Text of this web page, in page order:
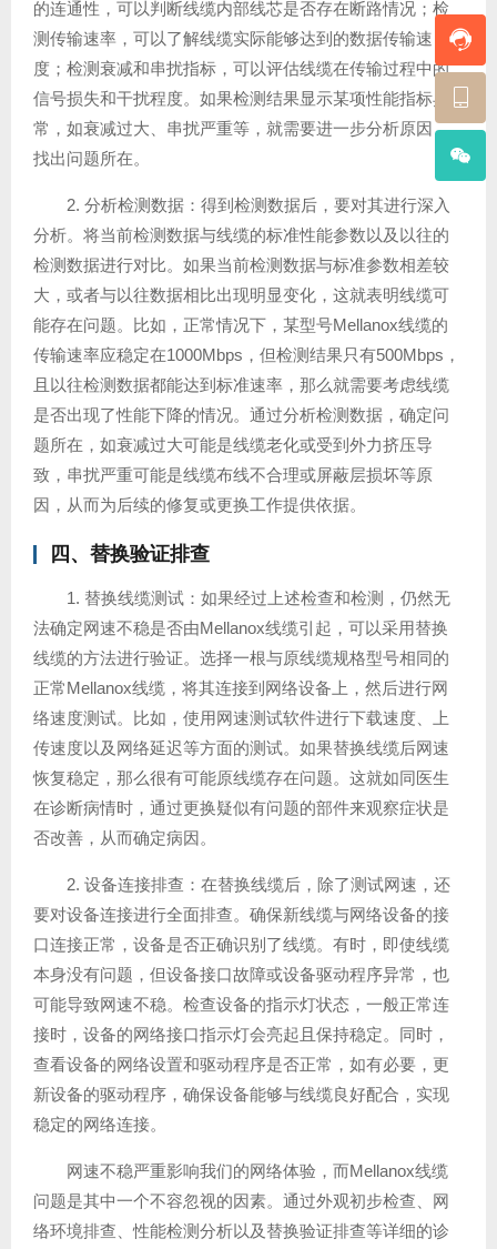
的连通性，可以判断线缆内部线芯是否存在断路情况；检
测传输速率，可以了解线缆实际能够达到的数据传输速
度；检测衰减和串扰指标，可以评估线缆在传输过程中的
信号损失和干扰程度。如果检测结果显示某项性能指标异
常，如衰减过大、串扰严重等，就需要进一步分析原因，
找出问题所在。
2. 分析检测数据：得到检测数据后，要对其进行深入
分析。将当前检测数据与线缆的标准性能参数以及以往的
检测数据进行对比。如果当前检测数据与标准参数相差较
大，或者与以往数据相比出现明显变化，这就表明线缆可
能存在问题。比如，正常情况下，某型号Mellanox线缆的
传输速率应稳定在1000Mbps，但检测结果只有500Mbps，
且以往检测数据都能达到标准速率，那么就需要考虑线缆
是否出现了性能下降的情况。通过分析检测数据，确定问
题所在，如衰减过大可能是线缆老化或受到外力挤压导
致，串扰严重可能是线缆布线不合理或屏蔽层损坏等原
因，从而为后续的修复或更换工作提供依据。
四、替换验证排查
1. 替换线缆测试：如果经过上述检查和检测，仍然无
法确定网速不稳是否由Mellanox线缆引起，可以采用替换
线缆的方法进行验证。选择一根与原线缆规格型号相同的
正常Mellanox线缆，将其连接到网络设备上，然后进行网
络速度测试。比如，使用网速测试软件进行下载速度、上
传速度以及网络延迟等方面的测试。如果替换线缆后网速
恢复稳定，那么很有可能原线缆存在问题。这就如同医生
在诊断病情时，通过更换疑似有问题的部件来观察症状是
否改善，从而确定病因。
2. 设备连接排查：在替换线缆后，除了测试网速，还
要对设备连接进行全面排查。确保新线缆与网络设备的接
口连接正常，设备是否正确识别了线缆。有时，即使线缆
本身没有问题，但设备接口故障或设备驱动程序异常，也
可能导致网速不稳。检查设备的指示灯状态，一般正常连
接时，设备的网络接口指示灯会亮起且保持稳定。同时，
查看设备的网络设置和驱动程序是否正常，如有必要，更
新设备的驱动程序，确保设备能够与线缆良好配合，实现
稳定的网络连接。
网速不稳严重影响我们的网络体验，而Mellanox线缆
问题是其中一个不容忽视的因素。通过外观初步检查、网
络环境排查、性能检测分析以及替换验证排查等详细的诊